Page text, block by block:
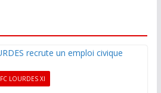
FC LOURDES XI